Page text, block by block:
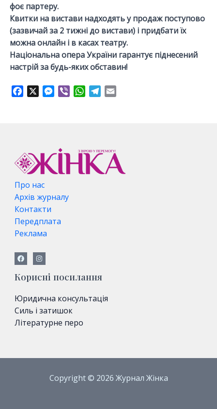
фоє партеру.
Квитки на вистави надходять у продаж поступово
(зазвичай за 2 тижні до вистави) і придбати їх
можна онлайн і в касах театру.
Національна опера України гарантує піднесений
настрій за будь-яких обставин!
o
k
M
n
e
W
A
p
p
r
m
Про нас
Архів журналу
Контакти
Передплата
Реклама
Корисні посилання
Юридична консультація
Силь і затишок
Літературне перо
Copyright © 2026 Журнал Жінка